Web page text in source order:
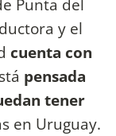
Punta del
y el
cuenta con
pensada
tener
en Uruguay.